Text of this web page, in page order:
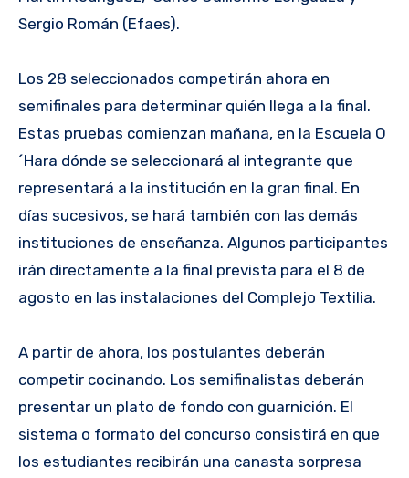
Sergio Román (Efaes).
Los 28 seleccionados competirán ahora en
semifinales para determinar quién llega a la final.
Estas pruebas comienzan mañana, en la Escuela O
´Hara dónde se seleccionará al integrante que
representará a la institución en la gran final. En
días sucesivos, se hará también con las demás
instituciones de enseñanza. Algunos participantes
irán directamente a la final prevista para el 8 de
agosto en las instalaciones del Complejo Textilia.
A partir de ahora, los postulantes deberán
competir cocinando. Los semifinalistas deberán
presentar un plato de fondo con guarnición. El
sistema o formato del concurso consistirá en que
los estudiantes recibirán una canasta sorpresa